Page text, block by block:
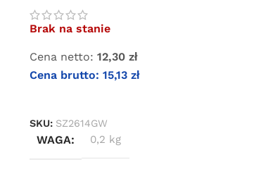
Brak na stanie
Cena netto: 12,30zł
Cena brutto:15,13zł
SKU: SZ2614GW
WAGA 0,2 kg